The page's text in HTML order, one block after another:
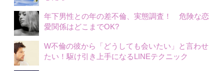
年下男性との年の差不倫、実態調査！ 危険な恋
愛関係はどこまでOK?
W不倫の彼から「どうしても会いたい」と言わせ
たい！駆け引き上手になるLINEテクニック